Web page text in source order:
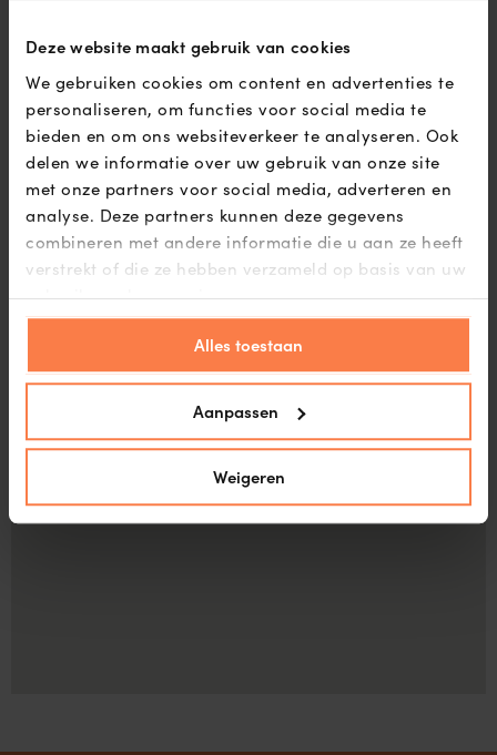
Deze website maakt gebruik van cookies
We gebruiken cookies om content en advertenties te
personaliseren, om functies voor social media te
bieden en om ons websiteverkeer te analyseren. Ook
delen we informatie over uw gebruik van onze site
met onze partners voor social media, adverteren en
analyse. Deze partners kunnen deze gegevens
combineren met andere informatie die u aan ze heeft
verstrekt of die ze hebben verzameld op basis van uw
gebruik van hun services.
Alles toestaan
Aanpassen
Weigeren